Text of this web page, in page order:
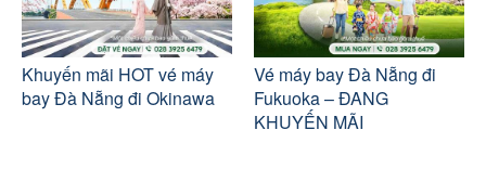
Khuyến mãi HOT vé máy
bay Đà Nẵng đi Okinawa
Vé máy bay Đà Nẵng đi
Fukuoka – ĐANG
KHUYẾN MÃI